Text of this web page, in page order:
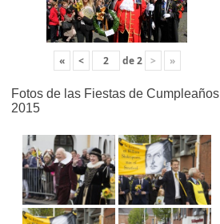
« < de2 > »
Fotos de las Fiestas de Cumpleaños
2015